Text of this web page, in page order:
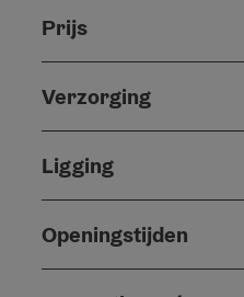
Prijs
Verzorging
Ligging
Openingstijden